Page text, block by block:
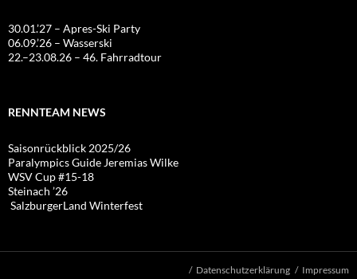
30.01.’27 – Apres-Ski Party
06.09.’26 – Wasserski
22.–23.08.26 – 46. Fahrradtour
RENNTEAM NEWS
Saisonrückblick 2025/26
Paralympics Guide Jeremias Wilke
WSV Cup #15-18
Steinach ’26
SalzburgerLand Winterfest
Datenschutzerklärung Impressum